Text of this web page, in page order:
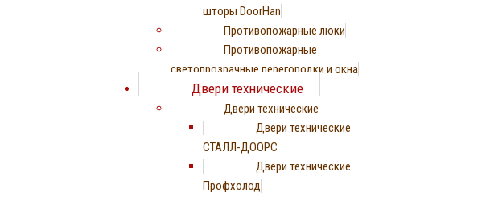
шторы DoorHan
Противопожарные люки
Противопожарные
светопрозрачные перегородки и окна
Двери технические
Двери технические
Двери технические
СТАЛЛ-ДООРС
Двери технические
Профхолод